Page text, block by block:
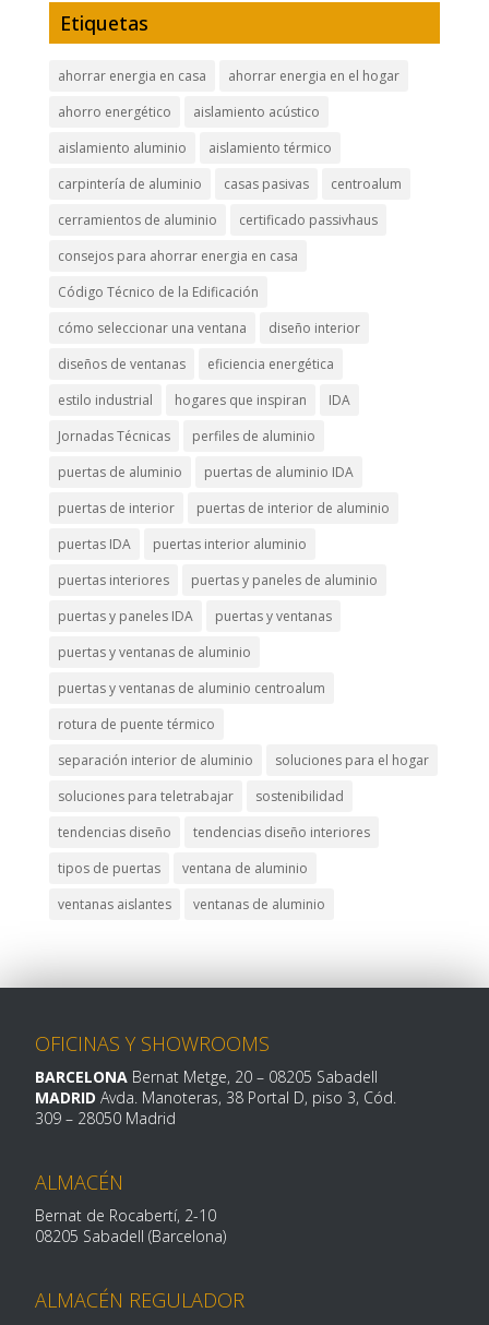
Etiquetas
ahorrar energia en casa
ahorrar energia en el hogar
ahorro energético
aislamiento acústico
aislamiento aluminio
aislamiento térmico
carpintería de aluminio
casas pasivas
centroalum
cerramientos de aluminio
certificado passivhaus
consejos para ahorrar energia en casa
Código Técnico de la Edificación
cómo seleccionar una ventana
diseño interior
diseños de ventanas
eficiencia energética
estilo industrial
hogares que inspiran
IDA
Jornadas Técnicas
perfiles de aluminio
puertas de aluminio
puertas de aluminio IDA
puertas de interior
puertas de interior de aluminio
puertas IDA
puertas interior aluminio
puertas interiores
puertas y paneles de aluminio
puertas y paneles IDA
puertas y ventanas
puertas y ventanas de aluminio
puertas y ventanas de aluminio centroalum
rotura de puente térmico
separación interior de aluminio
soluciones para el hogar
soluciones para teletrabajar
sostenibilidad
tendencias diseño
tendencias diseño interiores
tipos de puertas
ventana de aluminio
ventanas aislantes
ventanas de aluminio
OFICINAS Y SHOWROOMS
BARCELONA Bernat Metge, 20– 08205 Sabadell
MADRID Avda. Manoteras, 38 Portal D, piso 3, Cód.
309 – 28050 Madrid
ALMACÉN
Bernat de Rocabertí, 2-10
08205 Sabadell (Barcelona)
ALMACÉN REGULADOR